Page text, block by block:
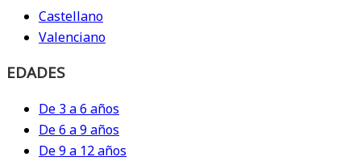
Castellano
Valenciano
EDADES
De 3 a 6 años
De 6 a 9 años
De 9 a 12 años